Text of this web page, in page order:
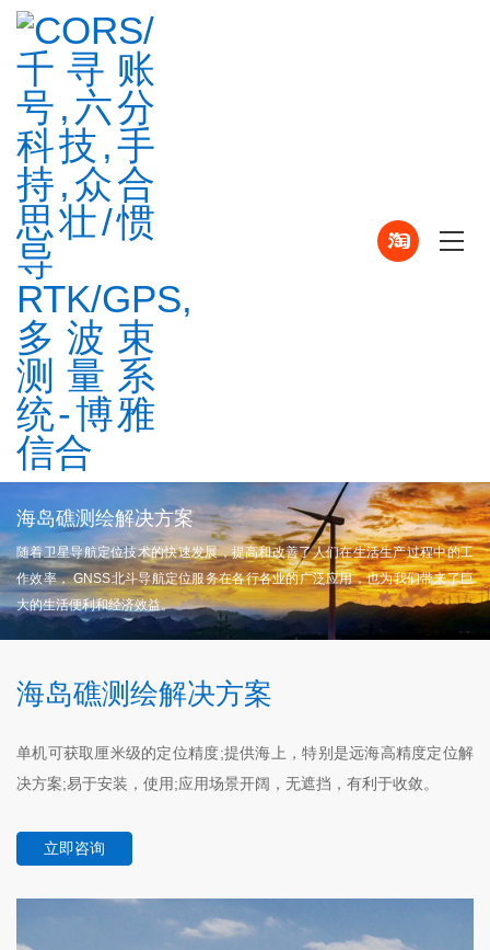
海岛礁测绘解决方案
随着卫星导航定位技术的快速发展，提高和改善了人们在生活生产过程中的工
作效率， GNSS北斗导航定位服务在各行各业的广泛应用，也为我们带来了巨
大的生活便利和经济效益。
海岛礁测绘解决方案
单机可获取厘米级的定位精度;提供海上，特别是远海高精度定位解
决方案;易于安装，使用;应用场景开阔，无遮挡，有利于收敛。
立即咨询